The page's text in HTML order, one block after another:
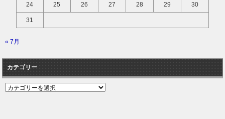
24 25 26 27 28 29 30
31
« 7月
カテゴリー
カ